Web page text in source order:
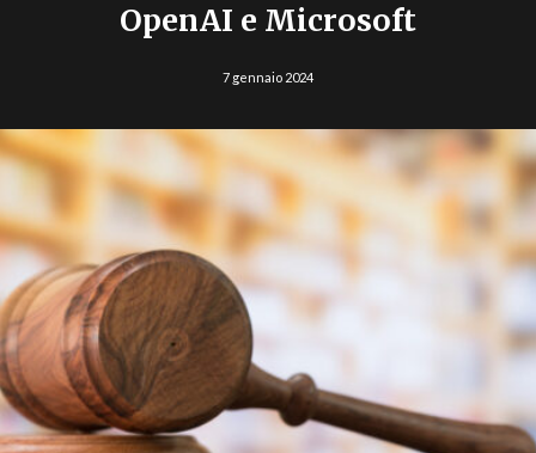
OpenAI e Microsoft
7 gennaio 2024